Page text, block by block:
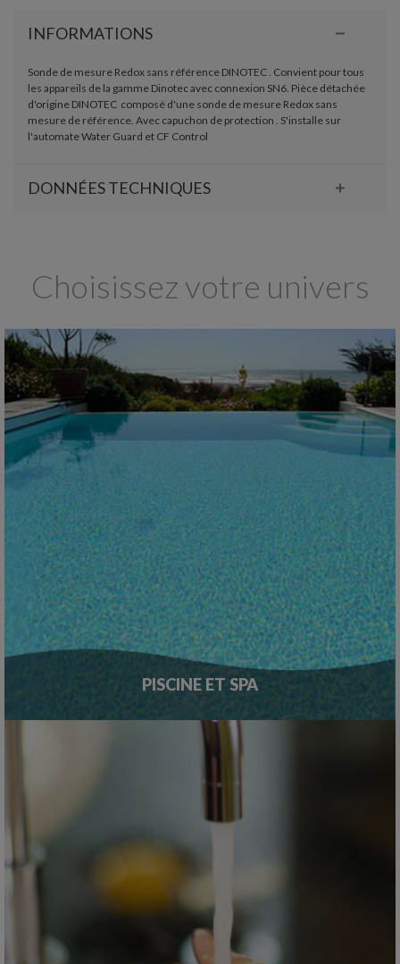
INFORMATIONS
Sonde de mesure Redox sans référence DINOTEC . Convient pour tous
les appareils de la gamme Dinotec avec connexion SN6. Pièce détachée
d'origine DINOTEC composé d'une sonde de mesure Redox sans
mesure de référence. Avec capuchon de protection . S'installe sur
l'automate Water Guard et CF Control
DONNÉES TECHNIQUES
Choisissez votre univers
PISCINE ET SPA